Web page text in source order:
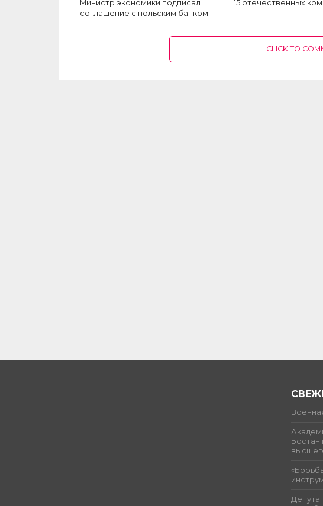
Министр экономики подписал
соглашение с польским банком
15 отечественных
CLICK TO
Бостан